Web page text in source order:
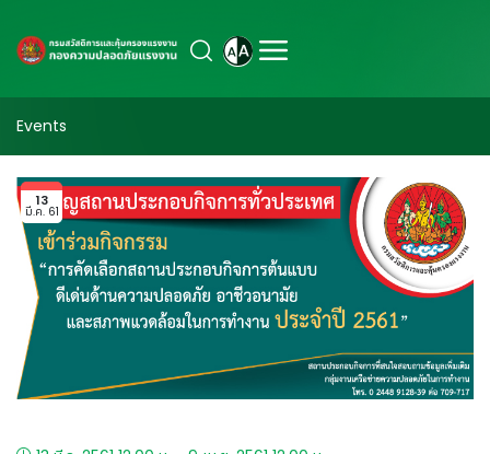
Events
13
มี.ค. 61